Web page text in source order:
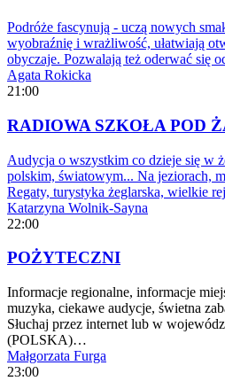
Podróże fascynują - uczą nowych
wyobraźnię i wrażliwość, ułatwiają
obyczaje. Pozwalają też oderwać się
Agata Rokicka
21:00
RADIOWA SZKOŁA POD
Audycja o wszystkim co dzieje się w
polskim, światowym... Na jeziorach,
Regaty, turystyka żeglarska, wielkie
Katarzyna Wolnik-Sayna
22:00
POŻYTECZNI
Informacje regionalne, informacje
muzyka, ciekawe audycje, świetna
Słuchaj przez internet lub w
(POLSKA)…
Małgorzata Furga
23:00